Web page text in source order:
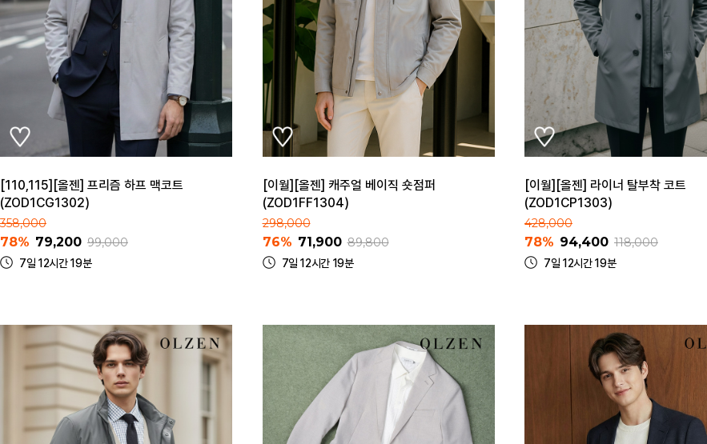
[110,115][올젠] 프리즘 하프 맥코트
(ZOD1CG1302)
358,000
78% 79,200 99,000
7일 12시간 19분
[이월][올젠] 캐주얼 베이직 숏점퍼
(ZOD1FF1304)
298,000
76% 71,900 89,800
7일 12시간 19분
[이월][올젠] 라이너 탈부착 코트
(ZOD1CP1303)
428,000
78% 94,400 118,000
7일 12시간 19분